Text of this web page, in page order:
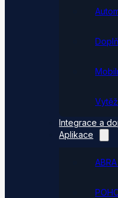
Integrace a
Aplikace